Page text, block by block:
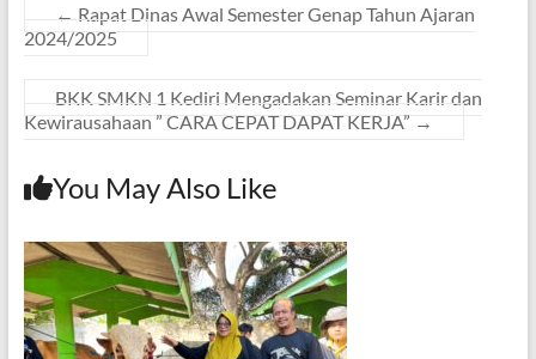
← Rapat Dinas Awal Semester Genap Tahun Ajaran
2024/2025
BKK SMKN 1 Kediri Mengadakan Seminar Karir dan
Kewirausahaan ” CARA CEPAT DAPAT KERJA” →
You May Also Like